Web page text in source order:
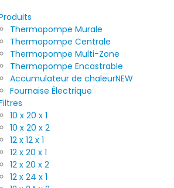
Thermopompe Murale
Thermopompe Centrale
Thermopompe Multi-Zone
Thermopompe Encastrable
Accumulateur de chaleurNEW
Fournaise Électrique
10 x 20 x 1
10 x 20 x 2
12 x 12 x 1
12 x 20 x 1
12 x 20 x 2
12 x 24 x 1